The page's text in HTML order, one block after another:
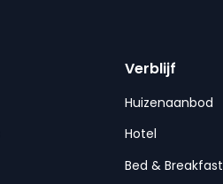
Verblijf
Huizenaanbod
Hotel
Bed & Breakfast